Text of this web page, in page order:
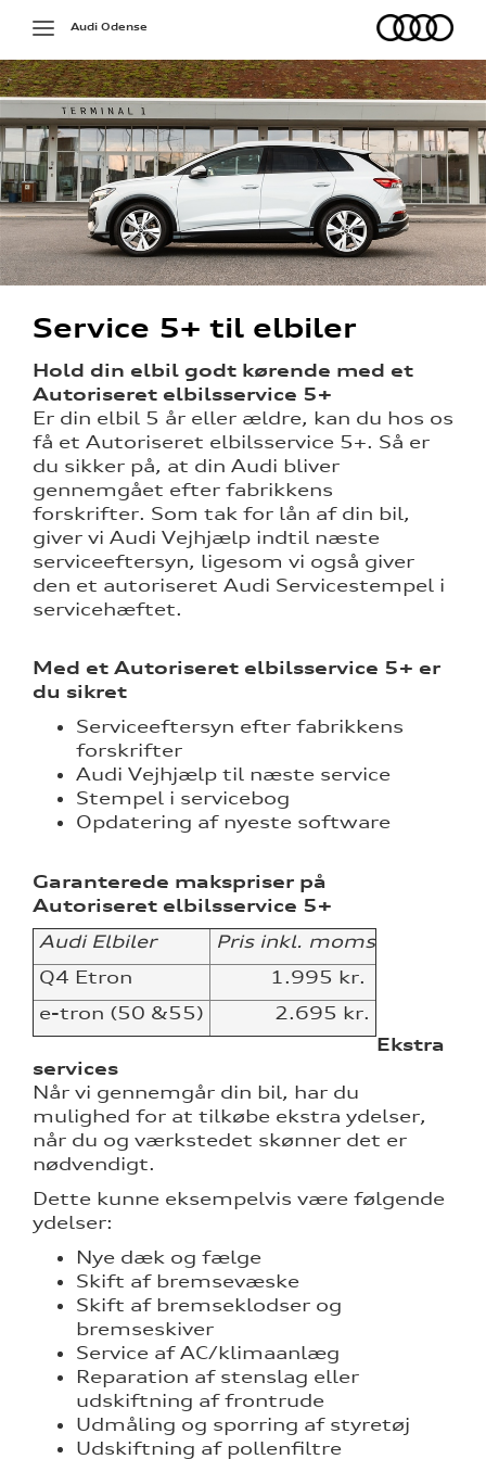
5 år?
elbiler
til
Toggle
navigation
Audi
Audi Odense
Service 5+ til elbiler
Hold din elbil godt kørende med et
Autoriseret elbilsservice 5+
Er din elbil 5 år eller ældre, kan du hos os
få et Autoriseret elbilsservice 5+. Så er
du sikker på, at din Audi bliver
gennemgået efter fabrikkens
forskrifter. Som tak for lån af din bil,
giver vi Audi Vejhjælp indtil næste
serviceeftersyn, ligesom vi også giver
den et autoriseret Audi Servicestempel i
servicehæftet.
Med et Autoriseret elbilsservice 5+ er
du sikret
Serviceeftersyn efter fabrikkens
forskrifter
Audi Vejhjælp til næste service
Stempel i servicebog
Opdatering af nyeste software
Garanterede makspriser på
Autoriseret elbilsservice 5+
Audi Elbiler
Pris inkl. moms
Q4 Etron
1.995 kr.
e-tron (50 &55)
2.695 kr.
Ekstra
services
Når vi gennemgår din bil, har du
mulighed for at tilkøbe ekstra ydelser,
når du og værkstedet skønner det er
nødvendigt.
Dette kunne eksempelvis være følgende
ydelser:
Nye dæk og fælge
Skift af bremsevæske
Skift af bremseklodser og
bremseskiver
Service af AC/klimaanlæg
Reparation af stenslag eller
udskiftning af frontrude
Udmåling og sporring af styretøj
Udskiftning af pollenfiltre